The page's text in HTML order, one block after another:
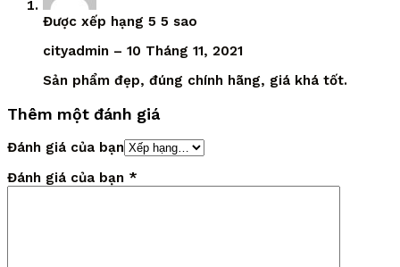
Được xếp hạng 5 5 sao
cityadmin – 10 Tháng 11, 2021
Sản phẩm đẹp, đúng chính hãng, giá khá tốt.
Thêm một đánh giá
Đánh giá của bạn
Đánh giá của bạn *